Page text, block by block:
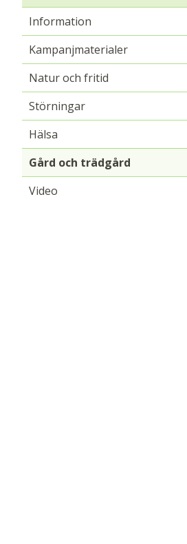
Information
Kampanjmaterialer
Natur och fritid
Störningar
Hälsa
Gård och trädgård
Video